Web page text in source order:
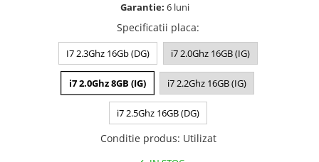
A1466 (13” 2012-2017)
A1932 (13” 2018-2019)
A2179 (13” 2020)
A2941 (M2 15” 2023)
Garantie: 6 luni
Specificatii placa:
I7 2.3Ghz 16Gb (DG) i7 2.0Ghz 16GB (IG)
i7 2.0Ghz 8GB (IG) i7 2.2Ghz 16GB (IG)
i7 2.5Ghz 16GB (DG)
Conditie produs: Utilizat